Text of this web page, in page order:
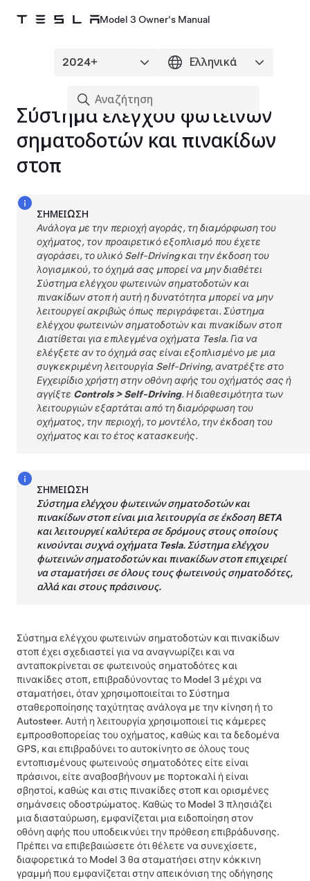
Model 3 Owner's Manual
Σύστημα ελέγχου φωτεινών
σηματοδοτών και πινακίδων
στοπ
ΣΗΜΕΊΩΣΗ
Ανάλογα με την περιοχή αγοράς, τη διαμόρφωση του
οχήματος, τον προαιρετικό εξοπλισμό που έχετε
αγοράσει, το υλικό Self-Drivingκαι την έκδοση του
λογισμικού, το όχημά σας μπορεί να μην διαθέτει
Σύστημα ελέγχου φωτεινών σηματοδοτών και
πινακίδων στοπή αυτή η δυνατότητα μπορεί να μην
λειτουργεί ακριβώς όπως περιγράφεται.Σύστημα
ελέγχου φωτεινών σηματοδοτών και πινακίδων στοπ
Διατίθεται για επιλεγμένα οχήματα Tesla. Για να
ελέγξετε αν το όχημά σας είναι εξοπλισμένο με μια
συγκεκριμένη λειτουργία Self-Driving, ανατρέξτε στο
Εγχειρίδιο χρήστη στην οθόνη αφής του οχήματός σας ή
αγγίξτε Controls>Self-Driving. Η διαθεσιμότητα των
λειτουργιών εξαρτάται από τη διαμόρφωση του
οχήματος, την περιοχή, το μοντέλο, την έκδοση του
οχήματος και το έτος κατασκευής.
ΣΗΜΕΊΩΣΗ
Σύστημα ελέγχου φωτεινών σηματοδοτών και
πινακίδων στοπείναι μια λειτουργία σε έκδοση BETA
και λειτουργεί καλύτερα σε δρόμους στους οποίους
κινούνται συχνά οχήματα Tesla. Σύστημα ελέγχου
φωτεινών σηματοδοτών και πινακίδων στοπεπιχειρεί
να σταματήσει σε όλους τους φωτεινούς σηματοδότες,
αλλά και στους πράσινους.
Σύστημα ελέγχου φωτεινών σηματοδοτών και πινακίδων
στοπέχει σχεδιαστεί για να αναγνωρίζει και να
ανταποκρίνεται σε φωτεινούς σηματοδότες και
πινακίδες στοπ, επιβραδύνοντας το Model 3 μέχρι να
σταματήσει, όταν χρησιμοποιείται το Σύστημα
σταθεροποίησης ταχύτητας ανάλογα με την κίνηση ή το
Autosteer. Αυτή η λειτουργία χρησιμοποιεί τις κάμερες
εμπροσθοπορείας του οχήματος, καθώς και τα δεδομένα
GPS, και επιβραδύνει το αυτοκίνητο σε όλους τους
εντοπισμένους φωτεινούς σηματοδότες είτε είναι
πράσινοι, είτε αναβοσβήνουν με πορτοκαλί ή είναι
σβηστοί, καθώς και στις πινακίδες στοπ και ορισμένες
σημάνσεις οδοστρώματος. Καθώς το Model 3 πλησιάζει
μια διασταύρωση, εμφανίζεται μια ειδοποίηση στον
οθόνη αφής που υποδεικνύει την πρόθεση επιβράδυνσης.
Πρέπει να επιβεβαιώσετε ότι θέλετε να συνεχίσετε,
διαφορετικά το Model 3 θα σταματήσει στην κόκκινη
γραμμή που εμφανίζεται στην απεικόνιση της οδήγησης